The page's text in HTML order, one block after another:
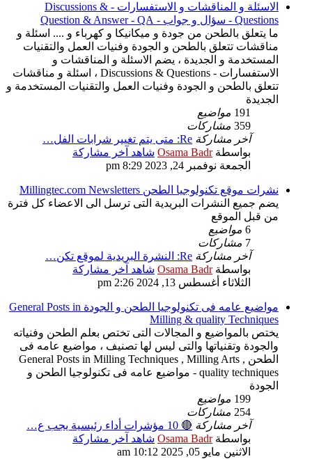
الاسئلة و المناقشات و الاستفسارات - Discussions &
Questions - سؤال و جواب - Question & Answer - QA
ما يتعلق بالطحن من جودة و ميكانيكا و كهرباء و .... اسئلة و
مناقشات تتعلق بالطحن و الجودة وفنيات العمل والتقنيات
المستخدمة و الجديدة ، يضم الاسئلة و المناقشات و
الاستفسارات - Discussions & Questions ، اسئلة و مناقشات
تتعلق بالطحن و الجودة وفنيات العمل والتقنيات المستخدمة و
الجديدة
191 مواضيع
359 مشاركات
آخر مشاركة Re: متى يتم تغيير شرابات الفل…
بواسطةOsama Badr شاهد آخر مشاركة
الجمعة نوفمبر 24, 2023 8:29 pm
نشرات موقع تكنولوجيا الطحن Millingtec.com Newsletters
يضم جميع النشرات البريدية التى ترسل الى الاعضاء كل فترة
من قبل الموقع
6 مواضيع
7 مشاركات
آخر مشاركة Re: النشرة البريدية لموقع تكن…
بواسطةOsama Badr شاهد آخر مشاركة
الثلاثاء أغسطس 13, 2024 2:26 pm
مواضيع عامه فى تكنولوجيا الطحن و الجودة General Posts in
Milling & quality Techniques
يختص بالمواضيع و المجالات التى تختص بعلم الطحن وفنياته
والجودة وتقنياتها والتى ليس لها تصنيف ، مواضيع عامه فى
الطحن General Posts in Milling Techniques , Milling Arts ,
quality techniques - مواضيع عامه فى تكنولوجيا الطحن و
الجودة
199 مواضيع
254 مشاركات
آخر مشاركة 🔴 10 مؤشرات أداء رئيسية يجب ع…
بواسطةOsama Badr شاهد آخر مشاركة
الاثنين مايو 05, 2025 10:12 am